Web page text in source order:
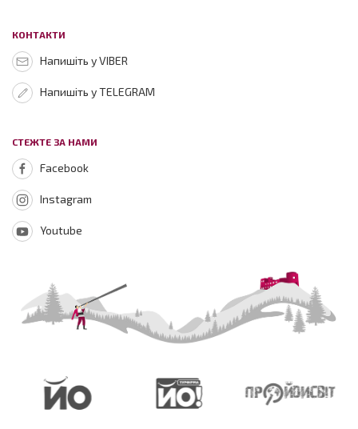
КОНТАКТИ
Напишіть у VIBER
Напишіть у TELEGRAM
СТЕЖТЕ ЗА НАМИ
Facebook
Instagram
Youtube